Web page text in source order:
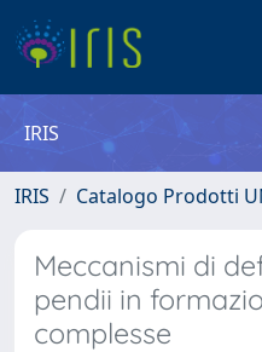
IRIS
IRIS Catalogo Prodotti
Meccanismi di
pendii in
complesse